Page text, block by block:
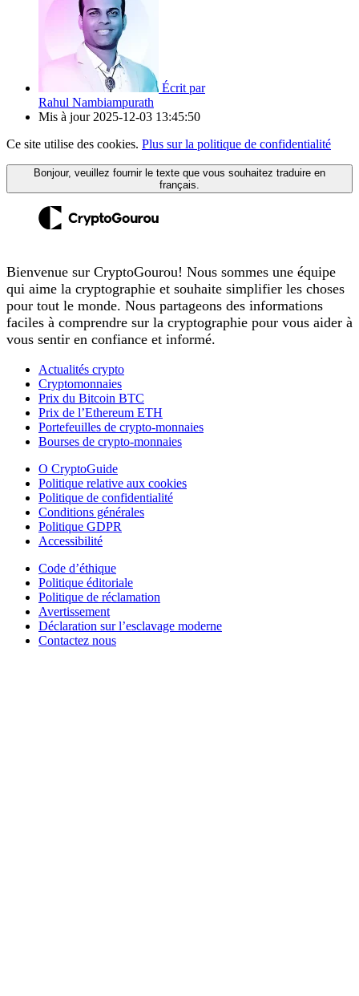
Écrit par
Rahul Nambiampurath
Mis à jour 2025-12-03 13:45:50
Ce site utilise des cookies. Plus sur la politique de confidentialité
Bonjour, veuillez fournir le texte que vous souhaitez traduire en
français.
Bienvenue sur CryptoGourou! Nous sommes une équipe
qui aime la cryptographie et souhaite simplifier les choses
pour tout le monde. Nous partageons des informations
faciles à comprendre sur la cryptographie pour vous aider à
vous sentir en confiance et informé.
Actualités crypto
Cryptomonnaies
Prix du Bitcoin BTC
Prix de l’Ethereum ETH
Portefeuilles de crypto-monnaies
Bourses de crypto-monnaies
O CryptoGuide
Politique relative aux cookies
Politique de confidentialité
Conditions générales
Politique GDPR
Accessibilité
Code d’éthique
Politique éditoriale
Politique de réclamation
Avertissement
Déclaration sur l’esclavage moderne
Contactez nous